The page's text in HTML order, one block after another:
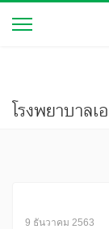
9 ธันวาคม 2563